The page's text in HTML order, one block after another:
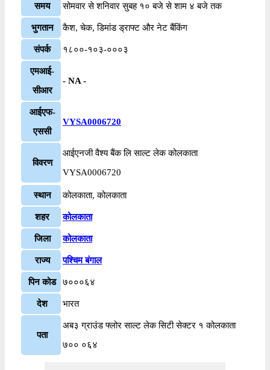
समय सोमवार से शनिवार सुबह १० बजे से शाम ४ बजे तक
भुगतान कैश, चेक, डिमांड ड्राफ्ट और नेट बैंकिंग
संपर्क १८००-१०३-०००३
एमआई-
सीआर
- NA -
आईएफ-
एससी
VYSA0006720
विवरण
आईएनजी वैश्य बैंक लि साल्ट लेक कोलकाता
VYSA0006720
स्थान कोलकाता, कोलकाता
शहर कोलकाता
जिला कोलकाता
राज्य पश्चिम बंगाल
पिन कोड ७०००६४
देश भारत
पता
अब३ ग्राउंड फ्लोर साल्ट लेक सिटी सेक्टर १ कोलकाता
७०० ०६४